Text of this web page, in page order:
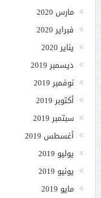
مارس 2020
فبراير 2020
يناير 2020
ديسمبر 2019
نوفمبر 2019
أكتوبر 2019
سبتمبر 2019
أغسطس 2019
يوليو 2019
يونيو 2019
مايو 2019